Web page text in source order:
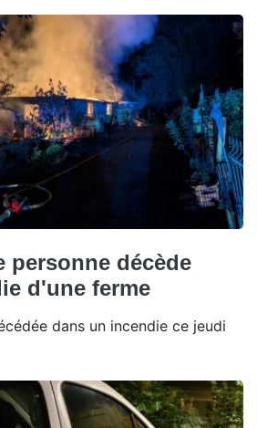
personne décède
d'une ferme
dans un incendie ce jeudi